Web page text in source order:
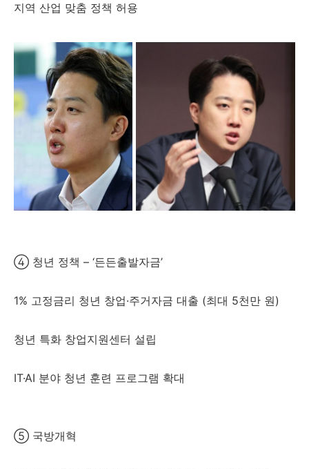
지역 산업 맞춤 정책 허용
④ 청년 정책 – ‘든든출발자금’
1% 고정금리 청년 창업·주거자금 대출 (최대 5천만 원)
청년 특화 창업지원센터 설립
IT·AI 분야 청년 훈련 프로그램 확대
⑤ 국방개혁